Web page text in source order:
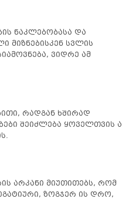
ნაკლებობასა და
მიზნებისკენ სვლის
ვიდრე ამ
რადგან ხშირად
შეიძლება ყოველთვის
არკანი მიუთითებს, რომ
ზოგჯერ ის დრო,